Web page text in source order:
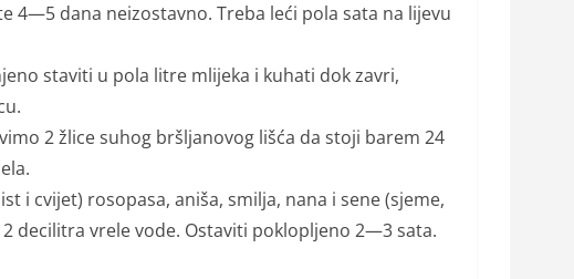
4—5 dana neizostavno. Treba leći pola sata na lijevu
staviti u pola litre mlijeka i kuhati dok zavri,
2 žlice suhog bršljanovog lišća da stoji barem 24
rosopasa, aniša, smilja, nana i sene (sjeme,
decilitra vrele vode. Ostaviti poklopljeno 2—3 sata.